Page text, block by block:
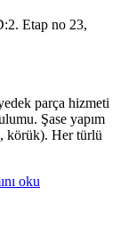
Etap no 23,
parça hizmeti
Şase yapım
körük). Her türlü
oku